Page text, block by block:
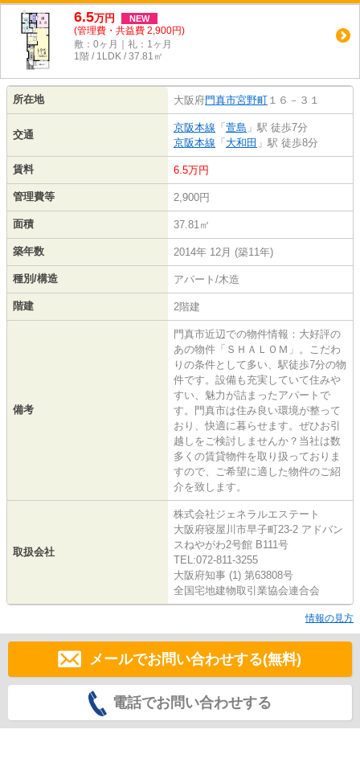
6.5万円 NEW
(管理費・共益費 2,900円)
敷：0ヶ月｜礼：1ヶ月
1階 / 1LDK / 37.81㎡
所在地 大阪府門真市宮野町 １６－３１
交通
京阪本線 「 萱島 」駅 徒歩7分
京阪本線 「 大和田 」駅 徒歩8分
賃料 6.5万円
管理費等 2,900円
面積 37.81㎡
築年数 2014年 12月 (築11年)
種別/構造 アパート/木造
階建 2階建
備考
門真市近辺での物件情報：大好評の
あの物件「ＳＨＡＬＯＭ」。こだわ
りの条件として多い、駅徒歩7分の物
件です。設備も充実していて住みや
すい、魅力が詰まったアパートで
す。門真市は住み良い環境が整って
おり、快適に暮らせます。ぜひお引
越しをご検討しませんか？当社は数
多くの賃貸物件を取り扱っておりま
すので、ご希望に適した物件のご紹
介を致します。
取扱会社
株式会社ジェネラルエステート
大阪府寝屋川市早子町23-2 アドバン
スねやがわ2号館 B111号
TEL:072-811-3255
大阪府知事 (1) 第63808号
全国宅地建物取引業協会連合会
情報の見方
メールでお問い合わせする(無料)
電話でお問い合わせする